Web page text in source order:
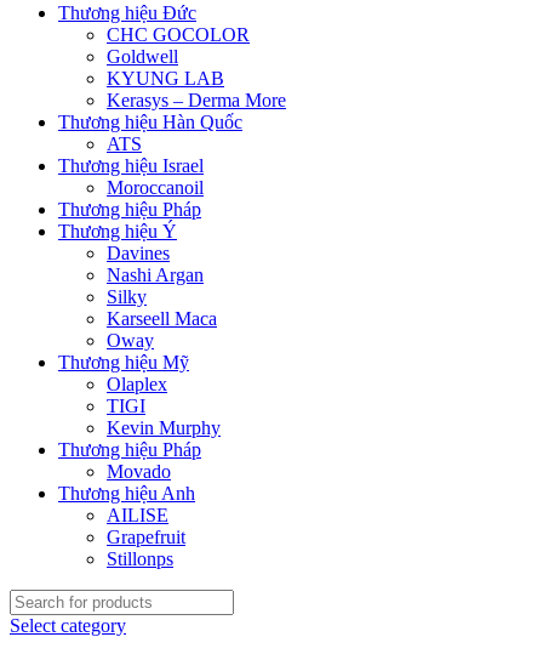
Thương hiệu Đức
CHC GOCOLOR
Goldwell
KYUNG LAB
Kerasys – Derma More
Thương hiệu Hàn Quốc
ATS
Thương hiệu Israel
Moroccanoil
Thương hiệu Pháp
Thương hiệu Ý
Davines
Nashi Argan
Silky
Karseell Maca
Oway
Thương hiệu Mỹ
Olaplex
TIGI
Kevin Murphy
Thương hiệu Pháp
Movado
Thương hiệu Anh
AILISE
Grapefruit
Stillonps
Select category